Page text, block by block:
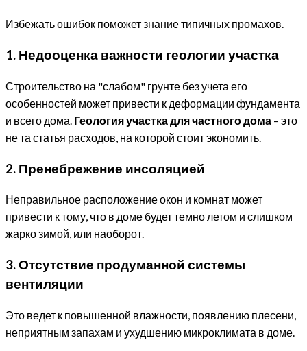
Избежать ошибок поможет знание типичных промахов.
1. Недооценка важности геологии участка
Строительство на "слабом" грунте без учета его
особенностей может привести к деформации фундамента
и всего дома. Геология участка для частного дома – это
не та статья расходов, на которой стоит экономить.
2. Пренебрежение инсоляцией
Неправильное расположение окон и комнат может
привести к тому, что в доме будет темно летом и слишком
жарко зимой, или наоборот.
3. Отсутствие продуманной системы
вентиляции
Это ведет к повышенной влажности, появлению плесени,
неприятным запахам и ухудшению микроклимата в доме.